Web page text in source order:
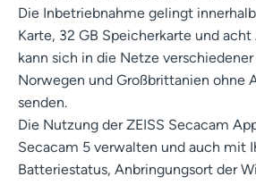
Die Inbetriebnahme gelingt
Karte, 32 GB Speicherkarte und
kann sich in die Netze
Norwegen und Großbrittanien ohne
senden.
Die Nutzung der ZEISS Secacam
Secacam 5 verwalten und auch mit
Batteriestatus, Anbringungsort der